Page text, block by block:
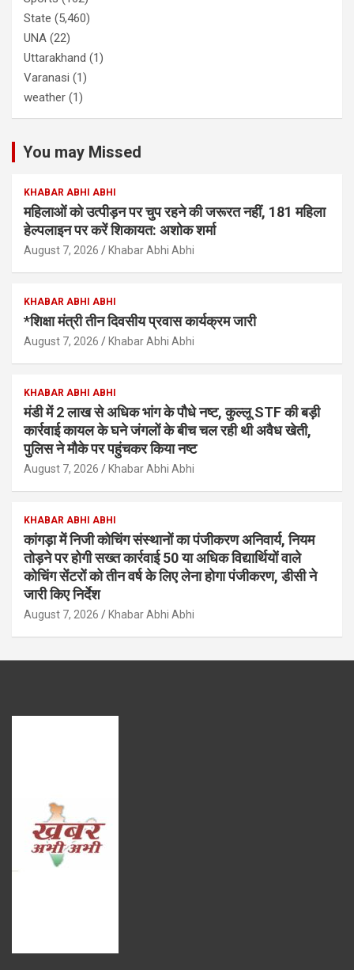
State (5,460)
UNA (22)
Uttarakhand (1)
Varanasi (1)
weather (1)
You may Missed
KHABAR ABHI ABHI
महिलाओं को उत्पीड़न पर चुप रहने की जरूरत नहीं, 181 महिला
हेल्पलाइन पर करें शिकायत: अशोक शर्मा
August 7, 2026 Khabar Abhi Abhi
KHABAR ABHI ABHI
*शिक्षा मंत्री तीन दिवसीय प्रवास कार्यक्रम जारी
August 7, 2026 Khabar Abhi Abhi
KHABAR ABHI ABHI
मंडी में 2 लाख से अधिक भांग के पौधे नष्ट, कुल्लू STF की बड़ी
कार्रवाई कायल के घने जंगलों के बीच चल रही थी अवैध खेती,
पुलिस ने मौके पर पहुंचकर किया नष्ट
August 7, 2026 Khabar Abhi Abhi
KHABAR ABHI ABHI
कांगड़ा में निजी कोचिंग संस्थानों का पंजीकरण अनिवार्य, नियम
तोड़ने पर होगी सख्त कार्रवाई 50 या अधिक विद्यार्थियों वाले
कोचिंग सेंटरों को तीन वर्ष के लिए लेना होगा पंजीकरण, डीसी ने
जारी किए निर्देश
August 7, 2026 Khabar Abhi Abhi